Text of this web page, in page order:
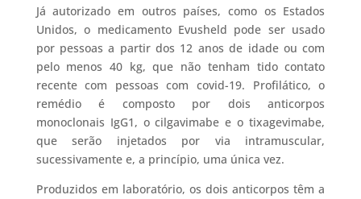
Já autorizado em outros países, como os Estados
Unidos, o medicamento Evusheld pode ser usado
por pessoas a partir dos 12 anos de idade ou com
pelo menos 40 kg, que não tenham tido contato
recente com pessoas com covid-19. Profilático, o
remédio é composto por dois anticorpos
monoclonais IgG1, o cilgavimabe e o tixagevimabe,
que serão injetados por via intramuscular,
sucessivamente e, a princípio, uma única vez.
Produzidos em laboratório, os dois anticorpos têm a